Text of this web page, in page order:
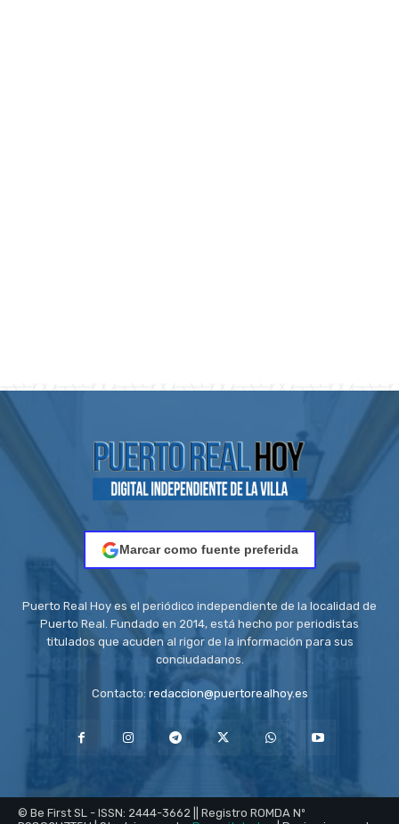
Marcar como fuente preferida
Puerto Real Hoy es el periódico independiente de la localidad de
Puerto Real. Fundado en 2014, está hecho por periodistas
titulados que acuden al rigor de la información para sus
conciudadanos.
Contacto: redaccion@puertorealhoy.es
© Be First SL - ISSN: 2444-3662 || Registro ROMDA Nº